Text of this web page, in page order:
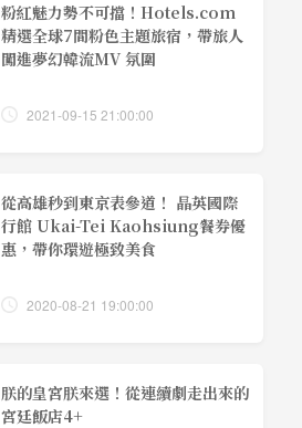
粉紅魅力勢不可擋！Hotels.com
精選全球7間粉色主題旅宿，帶旅人
闖進夢幻韓流MV 氛圍
2021-09-15 21:00:00
從高雄秒到東京表參道！ 晶英國際
行館 Ukai-Tei Kaohsiung餐券優
惠，帶你環遊極致美食
2020-08-21 19:00:00
朕的皇宮朕來選！從連續劇走出來的
宮廷飯店4+